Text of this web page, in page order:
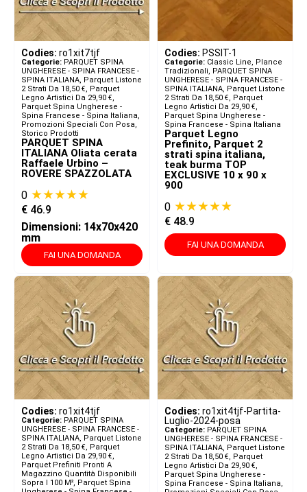
Codies: ro1xit7tjf
Categorie: PARQUET SPINA
UNGHERESE - SPINA FRANCESE -
SPINA ITALIANA​, Parquet Listone
2 Strati Da 18,50 €, Parquet
Legno Artistici Da 29,90 €,
Parquet Spina Ungherese -
Spina Francese - Spina Italiana,
Promozioni Speciali Con Posa,
Storico Prodotti
PARQUET SPINA
ITALIANA Oliata cerata
Raffaele Urbino –
ROVERE SPAZZOLATA
0 ★★★★★
€ 46.9
Dimensioni: 14x70x420
mm
FAI UNA DOMANDA
Codies: PSSIT-1
Categorie: Classic Line, Plance
Tradizionali, PARQUET SPINA
UNGHERESE - SPINA FRANCESE -
SPINA ITALIANA​, Parquet Listone
2 Strati Da 18,50 €, Parquet
Legno Artistici Da 29,90 €,
Parquet Spina Ungherese -
Spina Francese - Spina Italiana
Parquet Legno
Prefinito, Parquet 2
strati spina italiana,
teak burma TOP
EXCLUSIVE 10 x 90 x
900
0 ★★★★★
€ 48.9
FAI UNA DOMANDA
Codies: ro1xit4tjf
Categorie: PARQUET SPINA
UNGHERESE - SPINA FRANCESE -
SPINA ITALIANA​, Parquet Listone
2 Strati Da 18,50 €, Parquet
Legno Artistici Da 29,90 €,
Parquet Prefiniti Pronti A
Magazzino Quantità Disponibili
Sopra I 100 M², Parquet Spina
Codies: ro1xit4tjf-Partita-
Luglio-2024-posa
Categorie: PARQUET SPINA
UNGHERESE - SPINA FRANCESE -
SPINA ITALIANA​, Parquet Listone
2 Strati Da 18,50 €, Parquet
Legno Artistici Da 29,90 €,
Parquet Spina Ungherese -
Spina Francese - Spina Italiana,